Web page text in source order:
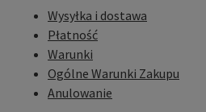
Wysyłka i dostawa
Płatność
Warunki
Ogólne Warunki Zakupu
Anulowanie